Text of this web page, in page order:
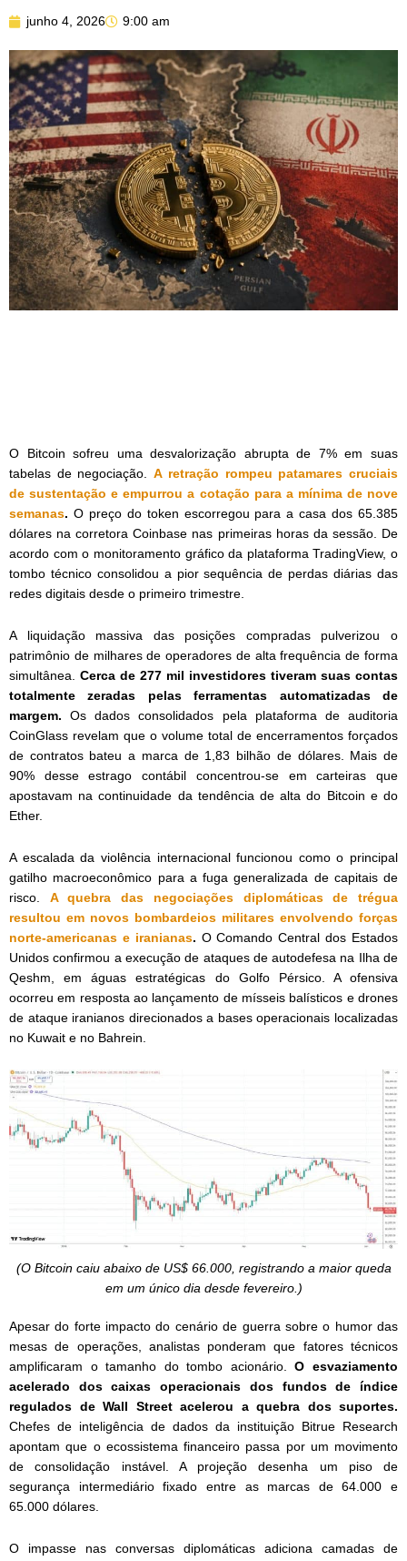
junho 4, 2026 9:00 am
O Bitcoin sofreu uma desvalorização abrupta de 7% em suas
tabelas de negociação.A retração rompeu patamares cruciais
de sustentação e empurrou a cotação para a mínima de nove
semanas. O preço do token escorregou para a casa dos 65.385
dólares na corretora Coinbase nas primeiras horas da sessão. De
acordo com o monitoramento gráfico da plataforma TradingView, o
tombo técnico consolidou a pior sequência de perdas diárias das
redes digitais desde o primeiro trimestre.
A liquidação massiva das posições compradas pulverizou o
patrimônio de milhares de operadores de alta frequência de forma
simultânea. Cerca de 277 mil investidores tiveram suas contas
totalmente zeradas pelas ferramentas automatizadas de
margem. Os dados consolidados pela plataforma de auditoria
CoinGlass revelam que o volume total de encerramentos forçados
de contratos bateu a marca de 1,83 bilhão de dólares. Mais de
90% desse estrago contábil concentrou-se em carteiras que
apostavam na continuidade da tendência de alta do Bitcoin e do
Ether.
A escalada da violência internacional funcionou como o principal
gatilho macroeconômico para a fuga generalizada de capitais de
risco. A quebra das negociações diplomáticas de trégua
resultou em novos bombardeios militares envolvendo forças
norte-americanas e iranianas. O Comando Central dos Estados
Unidos confirmou a execução de ataques de autodefesa na Ilha de
Qeshm, em águas estratégicas do Golfo Pérsico. A ofensiva
ocorreu em resposta ao lançamento de mísseis balísticos e drones
de ataque iranianos direcionados a bases operacionais localizadas
no Kuwait e no Bahrein.
(O Bitcoin caiu abaixo de US$ 66.000, registrando a maior queda
em um único dia desde fevereiro.)
Apesar do forte impacto do cenário de guerra sobre o humor das
mesas de operações, analistas ponderam que fatores técnicos
amplificaram o tamanho do tombo acionário.O esvaziamento
acelerado dos caixas operacionais dos fundos de índice
regulados de Wall Street acelerou a quebra dos suportes.
Chefes de inteligência de dados da instituição Bitrue Research
apontam que o ecossistema financeiro passa por um movimento
de consolidação instável. A projeção desenha um piso de
segurança intermediário fixado entre as marcas de 64.000 e
65.000 dólares.
O impasse nas conversas diplomáticas adiciona camadas de